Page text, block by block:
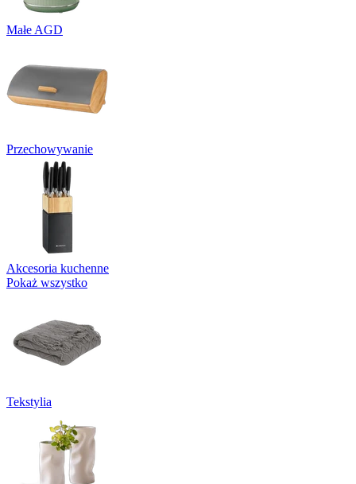
Małe AGD
Przechowywanie
Akcesoria kuchenne
Pokaż wszystko
Tekstylia